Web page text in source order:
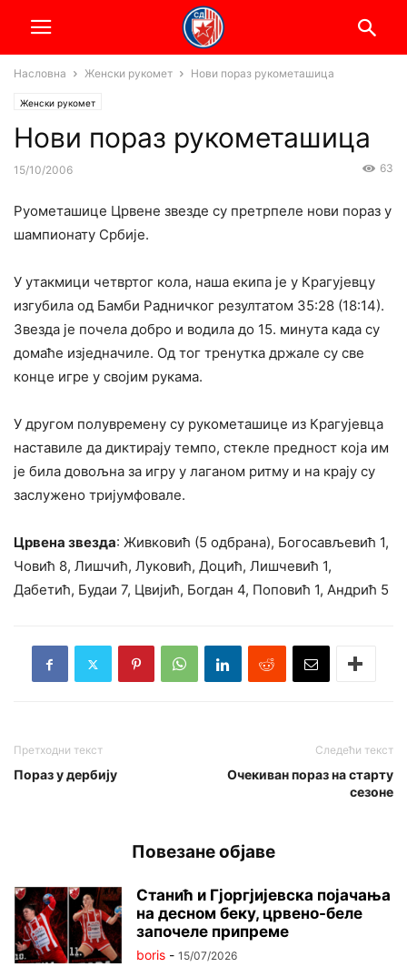
Насловна Женски рукомет Нови пораз рукометашица
Женски рукомет
Нови пораз рукометашица
15/10/2006 63
Руометашице Црвене звезде су претрпеле нови пораз у
шампионату Србије.
У утакмици четвртог кола, наша екипа је у Крагујевцу
изгубила од Бамби Радничког резултатом 35:28 (18:14).
Звезда је почела добро и водила до 15. минута када су
домаће изједначиле. Од тог тренутка држале су све
конце игре у својим рукама.
У другом полувремену су рукометашице из Крагујевца
наставиле да диктирају темпо, стекле предност која им
је била довољна за игру у лаганом ритму и на крају су
заслужено тријумфовале.
Црвена звезда: Живковић (5 одбрана), Богосављевић 1,
Човић 8, Лишчић, Луковић, Доцић, Лишчевић 1,
Дабетић, Будаи 7, Цвијић, Богдан 4, Поповић 1, Андрић 5
Претходни текст
Пораз у дербију
Следећи текст
Очекиван пораз на старту
сезоне
Повезане објаве
Станић и Гјоргјијевска појачања
на десном беку, црвено-беле
започеле припреме
boris - 15/07/2026